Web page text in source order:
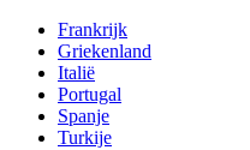
Frankrijk
Griekenland
Italië
Portugal
Spanje
Turkije